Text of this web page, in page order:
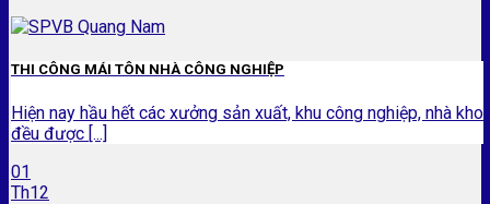
THI CÔNG MÁI TÔN NHÀ CÔNG NGHIỆP
Hiện nay hầu hết các xưởng sản xuất, khu công nghiệp, nhà kho
đều được [...]
01
Th12